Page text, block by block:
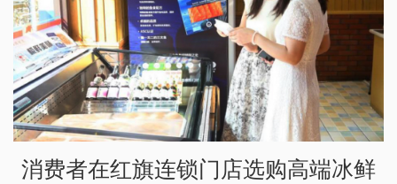
消费者在红旗连锁门店选购高端冰鲜